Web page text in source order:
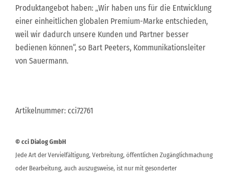
Produktangebot haben: „Wir haben uns für die Entwicklung
einer einheitlichen globalen Premium-Marke entschieden,
weil wir dadurch unsere Kunden und Partner besser
bedienen können“, so Bart Peeters, Kommunikationsleiter
von Sauermann.
Artikelnummer: cci72761
© cci Dialog GmbH
Jede Art der Vervielfältigung, Verbreitung, öffentlichen Zugänglichmachung
oder Bearbeitung, auch auszugsweise, ist nur mit gesonderter